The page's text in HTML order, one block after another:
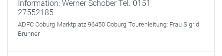
Information: Werner Schober Tel. 0151
27552185
ADFC Coburg Marktplatz 96450 Coburg Tourenleitung: Frau Sigrid
Brunner